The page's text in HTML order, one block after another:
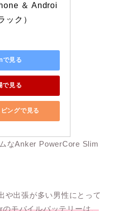
＆ Androi
ック）
見る
で見る
ングで見る
なAnker PowerCore Slim
や出張が多い男性にとって
のモバイルバッテリーは、